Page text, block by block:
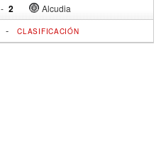
- Alcudia
2
-CLASIFICACIÓN